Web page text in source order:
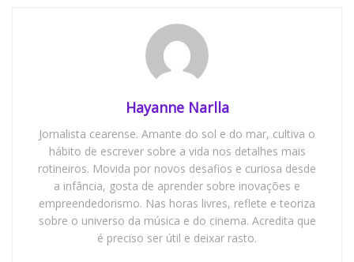
Hayanne Narlla
Jornalista cearense. Amante do sol e do mar, cultiva o
hábito de escrever sobre a vida nos detalhes mais
rotineiros. Movida por novos desafios e curiosa desde
a infância, gosta de aprender sobre inovações e
empreendedorismo. Nas horas livres, reflete e teoriza
sobre o universo da música e do cinema. Acredita que
é preciso ser útil e deixar rasto.